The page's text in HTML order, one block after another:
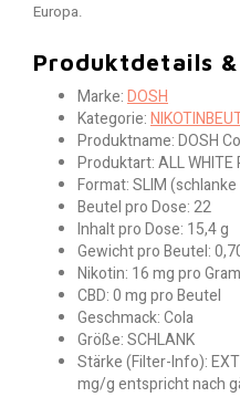
Europa.
Produktdetails
Marke:DOSH
Kategorie:
Produktname: DOSH
Produktart: ALL WHITE
Format: SLIM
Beutel pro Dose: 22
Inhalt pro Dose: 15,4 g
Gewicht pro Beutel:
Nikotin: 16 mg pro
CBD: 0 mg pro Beutel
Geschmack: Cola
Größe: SCHLANK
Stärke (Filter-Info):
mg/g entspricht nach